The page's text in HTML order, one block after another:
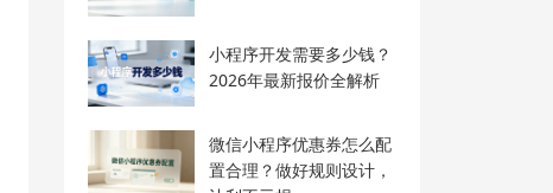
小程序开发需要多少钱？
2026年最新报价全解析
微信小程序优惠券怎么配
置合理？做好规则设计，